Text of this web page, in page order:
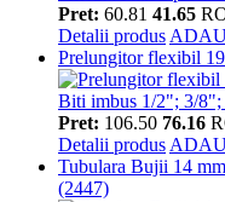
Pret: 60.81 41.65
Detalii produs
Prelungitor flexibil
Pret: 106.50 76.16
Detalii produs
Tubulara Bujii 14
(2447)